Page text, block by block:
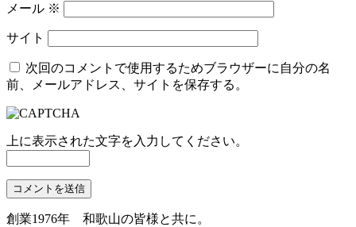
メール ※
サイト
次回のコメントで使用するためブラウザーに自分の名
前、メールアドレス、サイトを保存する。
上に表示された文字を入力してください。
創業1976年 和歌山の皆様と共に。